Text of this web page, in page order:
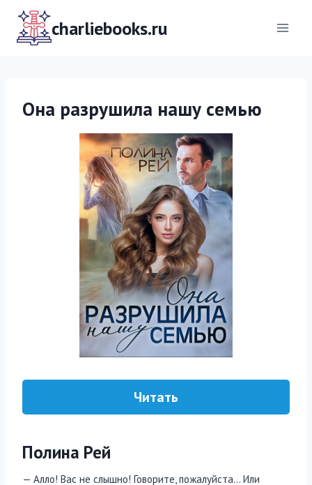
Перейти
содержимомуcharliebooks.ru
Она разрушила нашу семью
Читать
Полина Рей
— Алло! Вас не слышно! Говорите, пожалуйста… Или